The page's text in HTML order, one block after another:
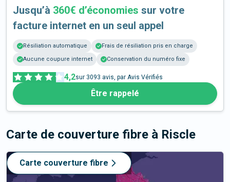
Jusqu’à 360€ d’économies sur votre
facture internet en un seul appel
Résiliation automatique
Frais de résiliation pris en charge
Aucune coupure internet
Conservation du numéro fixe
4,2sur 3093 avis, par Avis Vérifiés
Être rappelé
Carte de couverture fibre à Riscle
Carte couverture fibre